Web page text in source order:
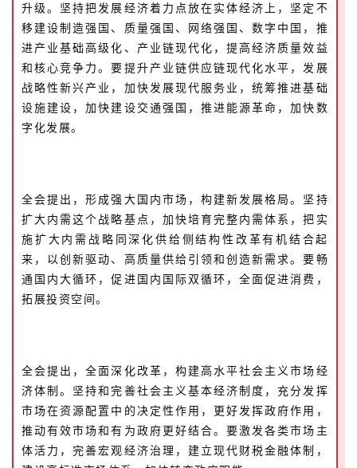
升级。坚持把发展经济着力点放在实体经济上，坚定不
移建设制造强国、质量强国、网络强国、数字中国，推
进产业基础高级化、产业链现代化，提高经济质量效益
和核心竞争力。要提升产业链供应链现代化水平，发展
战略性新兴产业，加快发展现代服务业，统筹推进基础
设施建设，加快建设交通强国，推进能源革命，加快数
字化发展。
全会提出，形成强大国内市场，构建新发展格局。坚持
扩大内需这个战略基点，加快培育完整内需体系，把实
施扩大内需战略同深化供给侧结构性改革有机结合起
来，以创新驱动、高质量供给引领和创造新需求。要畅
通国内大循环，促进国内国际双循环，全面促进消费，
拓展投资空间。
全会提出，全面深化改革，构建高水平社会主义市场经
济体制。坚持和完善社会主义基本经济制度，充分发挥
市场在资源配置中的决定性作用，更好发挥政府作用，
推动有效市场和有为政府更好结合。要激发各类市场主
体活力，完善宏观经济治理，建立现代财税金融体制，